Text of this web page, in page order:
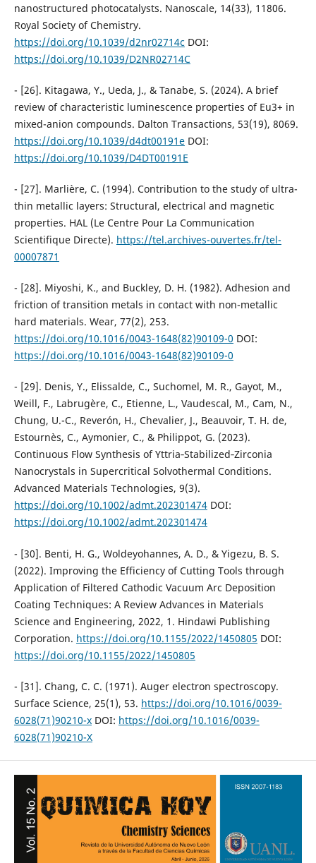
nanostructured photocatalysts. Nanoscale, 14(33), 11806.
Royal Society of Chemistry.
https://doi.org/10.1039/d2nr02714c DOI:
https://doi.org/10.1039/D2NR02714C
- [26]. Kitagawa, Y., Ueda, J., & Tanabe, S. (2024). A brief
review of characteristic luminescence properties of Eu3+ in
mixed-anion compounds. Dalton Transactions, 53(19), 8069.
https://doi.org/10.1039/d4dt00191eDOI:
https://doi.org/10.1039/D4DT00191E
- [27]. Marlière, C. (1994). Contribution to the study of ultra-
thin metallic layers: Structural, electrical and magnetic
properties. HAL (Le Centre Pour La Communication
Scientifique Directe). https://tel.archives-ouvertes.fr/tel-
00007871
- [28]. Miyoshi, K., and Buckley, D. H. (1982). Adhesion and
friction of transition metals in contact with non-metallic
hard materials. Wear, 77(2), 253.
https://doi.org/10.1016/0043-1648(82)90109-0 DOI:
https://doi.org/10.1016/0043-1648(82)90109-0
- [29]. Denis, Y., Elissalde, C., Suchomel, M. R., Gayot, M.,
Weill, F., Labrugère, C., Etienne, L., Vaudescal, M., Cam, N.,
Chung, U.-C., Reverón, H., Chevalier, J., Beauvoir, T. H. de,
Estournès, C., Aymonier, C., & Philippot, G. (2023).
Continuous Flow Synthesis of Yttria‐Stabilized‐Zirconia
Nanocrystals in Supercritical Solvothermal Conditions.
Advanced Materials Technologies, 9(3).
https://doi.org/10.1002/admt.202301474DOI:
https://doi.org/10.1002/admt.202301474
- [30]. Benti, H. G., Woldeyohannes, A. D., & Yigezu, B. S.
(2022). Improving the Efficiency of Cutting Tools through
Application of Filtered Cathodic Vacuum Arc Deposition
Coating Techniques: A Review Advances in Materials
Science and Engineering, 2022, 1. Hindawi Publishing
Corporation. https://doi.org/10.1155/2022/1450805 DOI:
https://doi.org/10.1155/2022/1450805
- [31]. Chang, C. C. (1971). Auger electron spectroscopy.
Surface Science, 25(1), 53. https://doi.org/10.1016/0039-
6028(71)90210-xDOI: https://doi.org/10.1016/0039-
6028(71)90210-X